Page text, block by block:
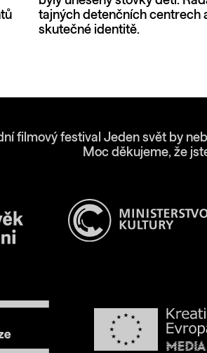
tajných detenčních centrech
skutečné identitě.
filmový festival Jeden svět by
Moc děkujeme, že